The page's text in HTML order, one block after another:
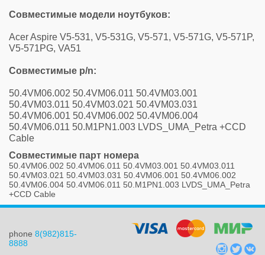
Совместимые модели ноутбуков:
Acer Aspire V5-531, V5-531G, V5-571, V5-571G, V5-571P,
V5-571PG, VA51
Совместимые p/n:
50.4VM06.002 50.4VM06.011 50.4VM03.001
50.4VM03.011 50.4VM03.021 50.4VM03.031
50.4VM06.001 50.4VM06.002 50.4VM06.004
50.4VM06.011 50.M1PN1.003 LVDS_UMA_Petra +CCD
Cable
Совместимые парт номера
50.4VM06.002 50.4VM06.011 50.4VM03.001 50.4VM03.011
50.4VM03.021 50.4VM03.031 50.4VM06.001 50.4VM06.002
50.4VM06.004 50.4VM06.011 50.M1PN1.003 LVDS_UMA_Petra
+CCD Cable
phone 8(982)815-
8888